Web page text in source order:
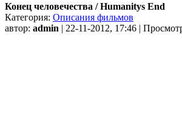
Конец человечества / Humanitys End
Категория: Описания фильмов
автор: admin | 22-11-2012, 17:46 |